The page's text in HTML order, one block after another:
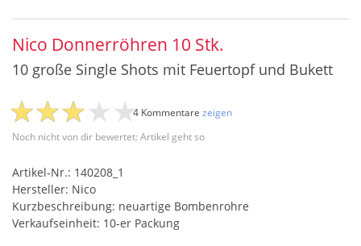
Nico Donnerröhren 10 Stk.
10 große Single Shots mit Feuertopf und Bukett
Noch nicht von dir bewertet: Artikel geht so
4 Kommentare zeigen
Artikel-Nr.: 140208_1
Hersteller: Nico
Kurzbeschreibung: neuartige Bombenrohre
Verkaufseinheit: 10-er Packung